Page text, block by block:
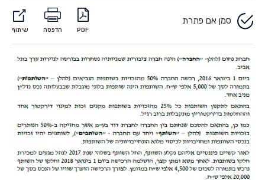
סמן אם פתרת
PDF הדפסה שיתוף